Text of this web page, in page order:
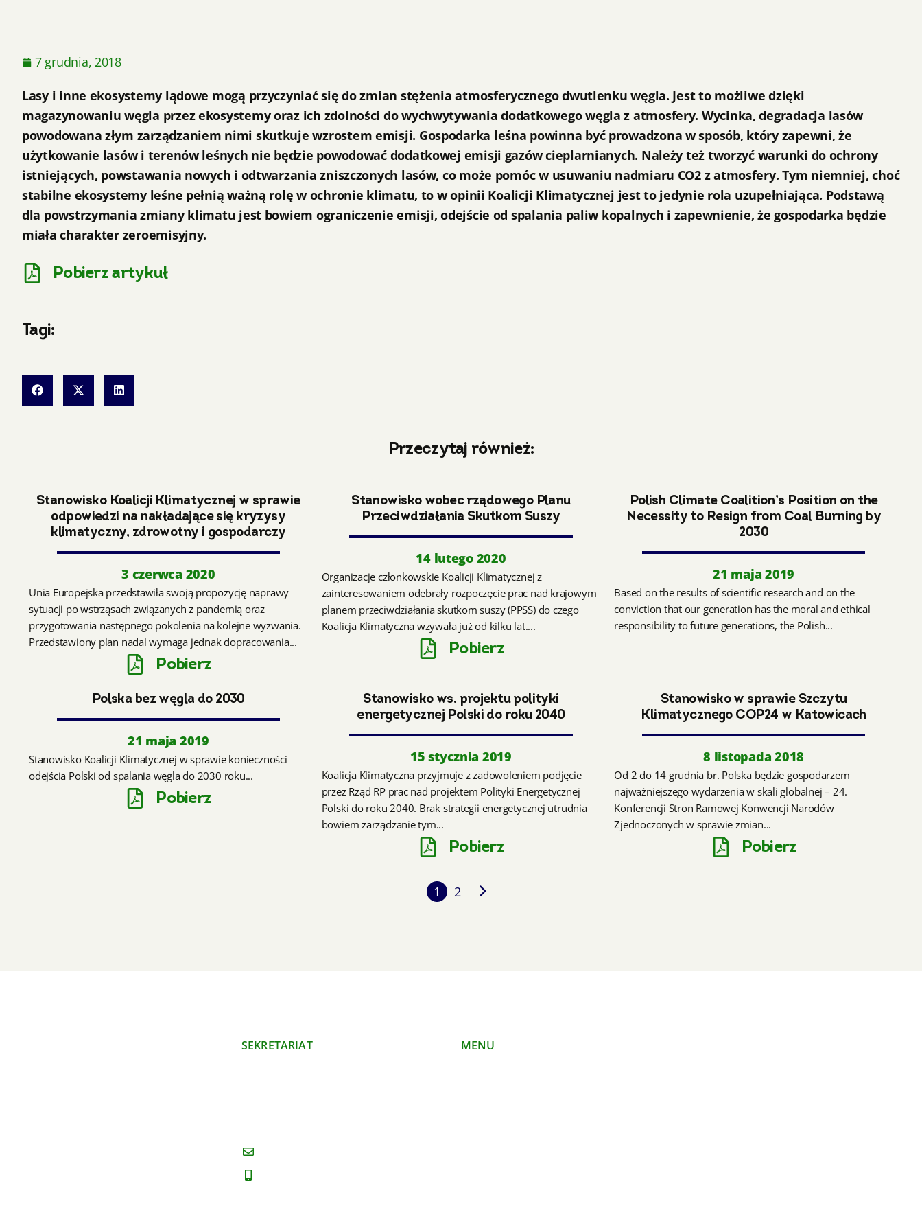
7 grudnia, 2018
Lasy i inne ekosystemy lądowe mogą przyczyniać się do zmian stężenia atmosferycznego dwutlenku węgla. Jest to możliwe dzięki
magazynowaniu węgla przez ekosystemy oraz ich zdolności do wychwytywania dodatkowego węgla z atmosfery. Wycinka, degradacja lasów
powodowana złym zarządzaniem nimi skutkuje wzrostem emisji. Gospodarka leśna powinna być prowadzona w sposób, który zapewni, że
użytkowanie lasów i terenów leśnych nie będzie powodować dodatkowej emisji gazów cieplarnianych. Należy też tworzyć warunki do ochrony
istniejących, powstawania nowych i odtwarzania zniszczonych lasów, co może pomóc w usuwaniu nadmiaru CO2 z atmosfery. Tym niemniej, choć
stabilne ekosystemy leśne pełnią ważną rolę w ochronie klimatu, to w opinii Koalicji Klimatycznej jest to jedynie rola uzupełniająca. Podstawą
dla powstrzymania zmiany klimatu jest bowiem ograniczenie emisji, odejście od spalania paliw kopalnych i zapewnienie, że gospodarka będzie
miała charakter zeroemisyjny.
Pobierz artykuł
Tagi:
Przeczytaj również:
Stanowisko Koalicji Klimatycznej w sprawie
odpowiedzi na nakładające się kryzysy
klimatyczny, zdrowotny i gospodarczy
3 czerwca 2020
Unia Europejska przedstawiła swoją propozycję naprawy
sytuacji po wstrząsach związanych z pandemią oraz
przygotowania następnego pokolenia na kolejne wyzwania.
Przedstawiony plan nadal wymaga jednak dopracowania...
Pobierz
Stanowisko wobec rządowego Planu
Przeciwdziałania Skutkom Suszy
14 lutego 2020
Organizacje członkowskie Koalicji Klimatycznej z
zainteresowaniem odebrały rozpoczęcie prac nad krajowym
planem przeciwdziałania skutkom suszy (PPSS) do czego
Koalicja Klimatyczna wzywała już od kilku lat....
Pobierz
Polish Climate Coalition’s Position on the
Necessity to Resign from Coal Burning by
2030
21 maja 2019
Based on the results of scientific research and on the
conviction that our generation has the moral and ethical
responsibility to future generations, the Polish...
Polska bez węgla do 2030
21 maja 2019
Stanowisko Koalicji Klimatycznej w sprawie konieczności
odejścia Polski od spalania węgla do 2030 roku...
Pobierz
Stanowisko ws. projektu polityki
energetycznej Polski do roku 2040
15 stycznia 2019
Koalicja Klimatyczna przyjmuje z zadowoleniem podjęcie
przez Rząd RP prac nad projektem Polityki Energetycznej
Polski do roku 2040. Brak strategii energetycznej utrudnia
bowiem zarządzanie tym...
Pobierz
Stanowisko w sprawie Szczytu
Klimatycznego COP24 w Katowicach
8 listopada 2018
Od 2 do 14 grudnia br. Polska będzie gospodarzem
najważniejszego wydarzenia w skali globalnej – 24.
Konferencji Stron Ramowej Konwencji Narodów
Zjednoczonych w sprawie zmian...
Pobierz
1 2
SEKRETARIAT MENU